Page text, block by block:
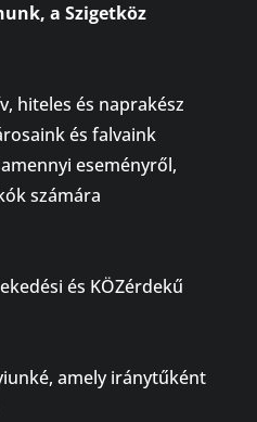
a Szigetköz
hiteles és naprakész
és falvaink
eseményről,
számára
és KÖZérdekű
amely iránytűként